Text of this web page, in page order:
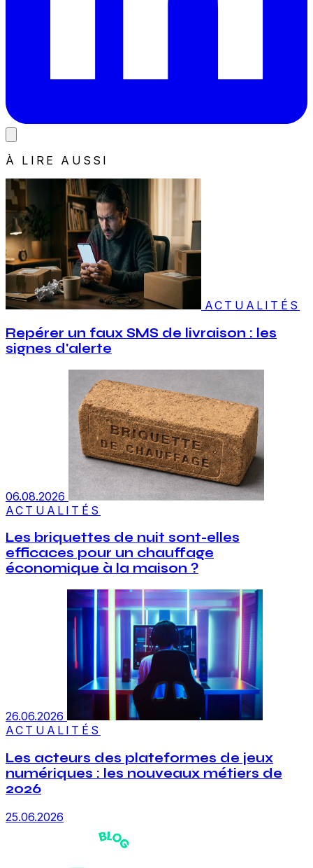
À LIRE AUSSI
ACTUALITÉS
Repérer un faux SMS de livraison : les
signes d'alerte
06.08.2026
ACTUALITÉS
Les briquettes de nuit sont-elles
efficaces pour un chauffage
économique à la maison ?
26.06.2026
ACTUALITÉS
Les acteurs des plateformes de jeux
numériques : les nouveaux métiers de
2026
25.06.2026